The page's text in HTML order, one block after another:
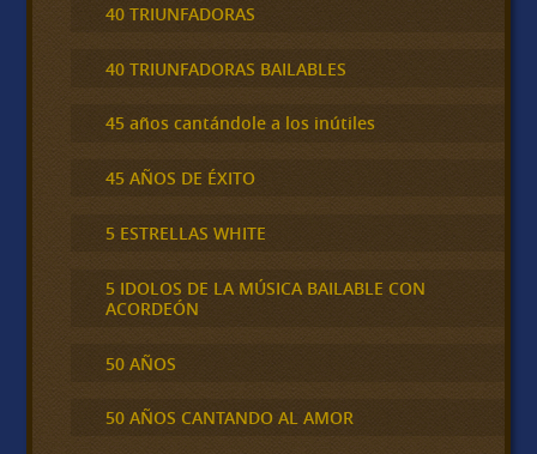
40 TRIUNFADORAS
40 TRIUNFADORAS BAILABLES
45 años cantándole a los inútiles
45 AÑOS DE ÉXITO
5 ESTRELLAS WHITE
5 IDOLOS DE LA MÚSICA BAILABLE CON
ACORDEÓN
50 AÑOS
50 AÑOS CANTANDO AL AMOR